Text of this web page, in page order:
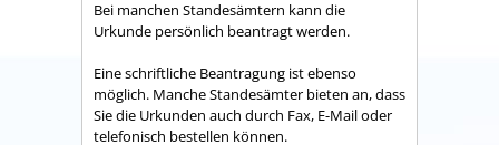
Bei manchen Standesämtern kann die
Urkunde persönlich beantragt werden.
Eine schriftliche Beantragung ist ebenso
möglich. Manche Standesämter bieten an, dass
Sie die Urkunden auch durch Fax, E-Mail oder
telefonisch bestellen können.